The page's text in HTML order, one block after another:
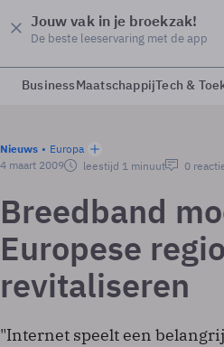
Jouw vak in je broekzak!
De beste leeservaring met de app
BusinessMaatschappijTech &
Nieuws
Europa
4 maart 2009
leestijd 1 minuut 0
Breedband
Europese
revitaliseren
"Internet speelt een